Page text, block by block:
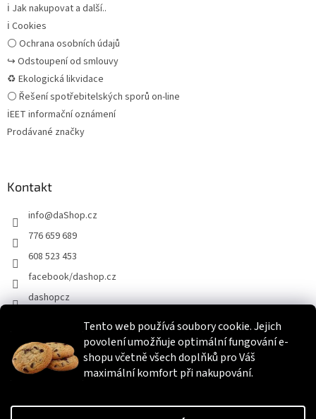
Tento web používá soubory cookie. Jejich
povolení umožňuje optimální fungování e-
shopu včetně všech doplňků pro Váš
maximální komfort při nakupování.
ℹ Jak nakupovat a další..
ℹ Cookies
⚪ Ochrana osobních údajů
↪ Odstoupení od smlouvy
♻ Ekologická likvidace
⚪ Řešení spotřebitelských sporů on-line
ℹEET informační oznámení
Prodávané značky
Kontakt
info@daShop.cz
776 659 689
608 523 453
facebook/dashop.cz
dashopcz
Heureka.cz Zboží.cz Srovnáme.cz